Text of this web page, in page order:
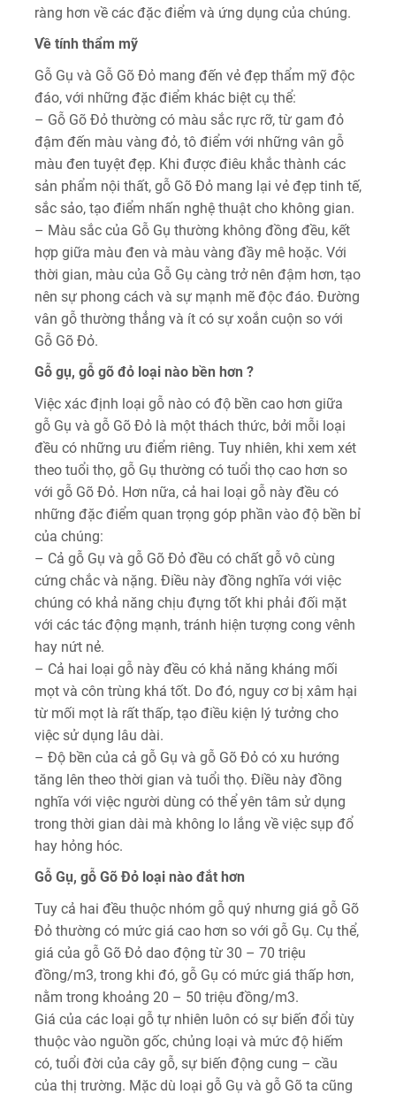
ràng hơn về các đặc điểm và ứng dụng của chúng.
Về tính thẩm mỹ
Gỗ Gụ và Gỗ Gõ Đỏ mang đến vẻ đẹp thẩm mỹ độc
đáo, với những đặc điểm khác biệt cụ thể:
– Gỗ Gõ Đỏ thường có màu sắc rực rỡ, từ gam đỏ
đậm đến màu vàng đỏ, tô điểm với những vân gỗ
màu đen tuyệt đẹp. Khi được điêu khắc thành các
sản phẩm nội thất, gỗ Gõ Đỏ mang lại vẻ đẹp tinh tế,
sắc sảo, tạo điểm nhấn nghệ thuật cho không gian.
– Màu sắc của Gỗ Gụ thường không đồng đều, kết
hợp giữa màu đen và màu vàng đầy mê hoặc. Với
thời gian, màu của Gỗ Gụ càng trở nên đậm hơn, tạo
nên sự phong cách và sự mạnh mẽ độc đáo. Đường
vân gỗ thường thẳng và ít có sự xoắn cuộn so với
Gỗ Gõ Đỏ.
Gỗ gụ, gỗ gõ đỏ loại nào bền hơn ?
Việc xác định loại gỗ nào có độ bền cao hơn giữa
gỗ Gụ và gỗ Gõ Đỏ là một thách thức, bởi mỗi loại
đều có những ưu điểm riêng. Tuy nhiên, khi xem xét
theo tuổi thọ, gỗ Gụ thường có tuổi thọ cao hơn so
với gỗ Gõ Đỏ. Hơn nữa, cả hai loại gỗ này đều có
những đặc điểm quan trọng góp phần vào độ bền bỉ
của chúng:
– Cả gỗ Gụ và gỗ Gõ Đỏ đều có chất gỗ vô cùng
cứng chắc và nặng. Điều này đồng nghĩa với việc
chúng có khả năng chịu đựng tốt khi phải đối mặt
với các tác động mạnh, tránh hiện tượng cong vênh
hay nứt nẻ.
– Cả hai loại gỗ này đều có khả năng kháng mối
mọt và côn trùng khá tốt. Do đó, nguy cơ bị xâm hại
từ mối mọt là rất thấp, tạo điều kiện lý tưởng cho
việc sử dụng lâu dài.
– Độ bền của cả gỗ Gụ và gỗ Gõ Đỏ có xu hướng
tăng lên theo thời gian và tuổi thọ. Điều này đồng
nghĩa với việc người dùng có thể yên tâm sử dụng
trong thời gian dài mà không lo lắng về việc sụp đổ
hay hỏng hóc.
Gỗ Gụ, gỗ GõĐỏ loại nào đắt hơn
Tuy cả hai đều thuộc nhóm gỗ quý nhưng giá gỗ Gõ
Đỏ thường có mức giá cao hơn so với gỗ Gụ. Cụ thể,
giá của gỗ Gõ Đỏ dao động từ 30 – 70 triệu
đồng/m3, trong khi đó, gỗ Gụ có mức giá thấp hơn,
nằm trong khoảng 20 – 50 triệu đồng/m3.
Giá của các loại gỗ tự nhiên luôn có sự biến đổi tùy
thuộc vào nguồn gốc, chủng loại và mức độ hiếm
có, tuổi đời của cây gỗ, sự biến động cung – cầu
của thị trường. Mặc dù loại gỗ Gụ và gỗ Gõ ta cũng